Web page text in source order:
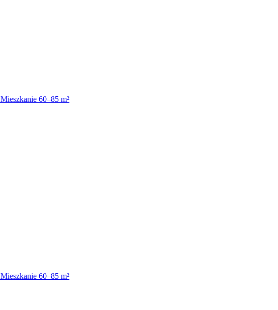
Mieszkanie 60–85 m²
Mieszkanie 60–85 m²